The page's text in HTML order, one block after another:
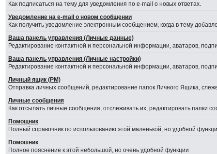
Как подписаться на тему для уведомления по e-mail о новых ответах.
Уведомление на е-mail о новом сообщении
Как получить уведомление электронным сообщением, когда в тему
Ваша панель управления (Личные данные)
Редактирование контактной и персональной информации, аватаров,
Ваша панель управления (Личные настройки)
Редактирование контактной и персональной информации, аватаров,
Личный ящик (PM)
Отправка личных сообщений, редактирование папок Личного Ящика,
Личные сообщения
Как отсылать личные сообщения, отслеживать их, редактировать папки
Помощник
Полный справочник по использованию этой маленькой, но удобной
Помошник
Полное пояснение к этой небольшой, но очень удобной функции